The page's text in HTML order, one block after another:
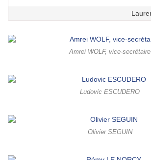
Amrei WOLF, vice-secrétaire
Ludovic ESCUDERO
Olivier SEGUIN